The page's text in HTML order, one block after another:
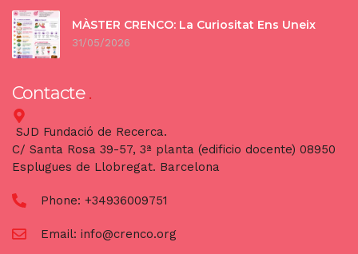
MÀSTER CRENCO: La Curiositat Ens Uneix
31/05/2026
Contacte
SJD Fundació de Recerca.
C/ Santa Rosa 39-57, 3ª planta (edificio docente) 08950
Esplugues de Llobregat. Barcelona
Phone: +34936009751
Email: info@crenco.org